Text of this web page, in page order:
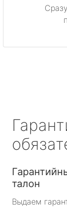
талон
Выдаем